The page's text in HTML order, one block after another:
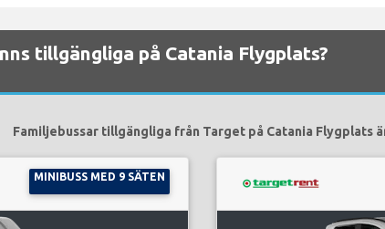
tillgängliga på Catania Flygplats?
Familjebussar tillgängliga från Target på Catania Flygplats
MINIBUSS MED 9 SÄTEN